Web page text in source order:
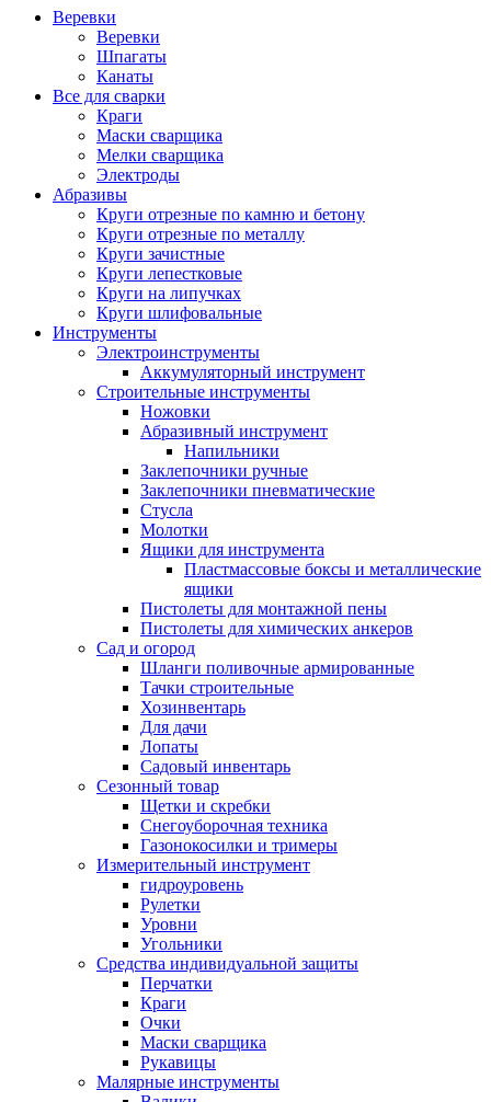
Веревки
Веревки
Шпагаты
Канаты
Все для сварки
Краги
Маски сварщика
Мелки сварщика
Электроды
Абразивы
Круги отрезные по камню и бетону
Круги отрезные по металлу
Круги зачистные
Круги лепестковые
Круги на липучках
Круги шлифовальные
Инструменты
Электроинструменты
Аккумуляторный инструмент
Строительные инструменты
Ножовки
Абразивный инструмент
Напильники
Заклепочники ручные
Заклепочники пневматические
Стусла
Молотки
Ящики для инструмента
Пластмассовые боксы и металлические
ящики
Пистолеты для монтажной пены
Пистолеты для химических анкеров
Сад и огород
Шланги поливочные армированные
Тачки строительные
Хозинвентарь
Для дачи
Лопаты
Садовый инвентарь
Сезонный товар
Щетки и скребки
Снегоуборочная техника
Газонокосилки и тримеры
Измерительный инструмент
гидроуровень
Рулетки
Уровни
Угольники
Средства индивидуальной защиты
Перчатки
Краги
Очки
Маски сварщика
Рукавицы
Малярные инструменты